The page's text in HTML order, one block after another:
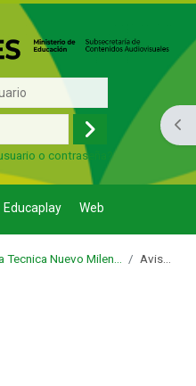
Acceder
o contraseña?
Educaplay Web